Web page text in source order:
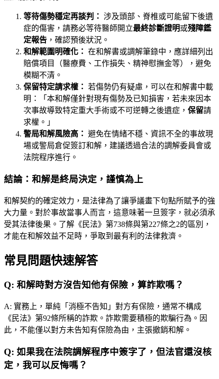
等待傷勢穩定再談判： 涉及頭部、脊椎或可能留下後遺
症的傷害，請務必等待醫師開立最終診斷證明或殘障鑑
定報告 ，確認預後狀況。
和解範圍明確化： 在和解書或調解筆錄中，應詳細列出
賠償項目（醫療費、工作損失、精神慰撫金等），避免
模糊不清。
保留特定請求權： 若傷勢仍有疑慮，可以在和解書中載
明：「本和解僅針對現有傷勢及已知損害，若未來因本
次事故導致特定重大手術或不可逆轉之後遺症， 保留請
求權。」
警局和解風險高： 避免在情緒不穩、資訊不全的事故現
場或警局倉促簽訂和解，建議透過合法的調解委員會或
法院程序進行。
結論：和解是終局決定，謹慎為上
和解契約的確定效力，是法律為了讓爭議畫下句點所賦予的強
大力量。對於事故當事人而言，這意味著一旦簽字，就必須承
受其法律後果。了解《民法》第738條與第227條之2的區別，
才能在和解效益不足時，爭取到最有利的法律救濟。
常見問題快速解答
Q: 和解時對方沒告知他有保險，算詐欺嗎？
A: 實務上，單純「消極不告知」對方有保險，通常不構成
《民法》第92條所稱的詐欺。詐欺需要積極的欺騙行為。因
此，不能僅以對方未告知有保險為由，主張撤銷和解。
Q: 如果我在法院調解程序中簽字了，但法官還沒核
定，我可以反悔嗎？